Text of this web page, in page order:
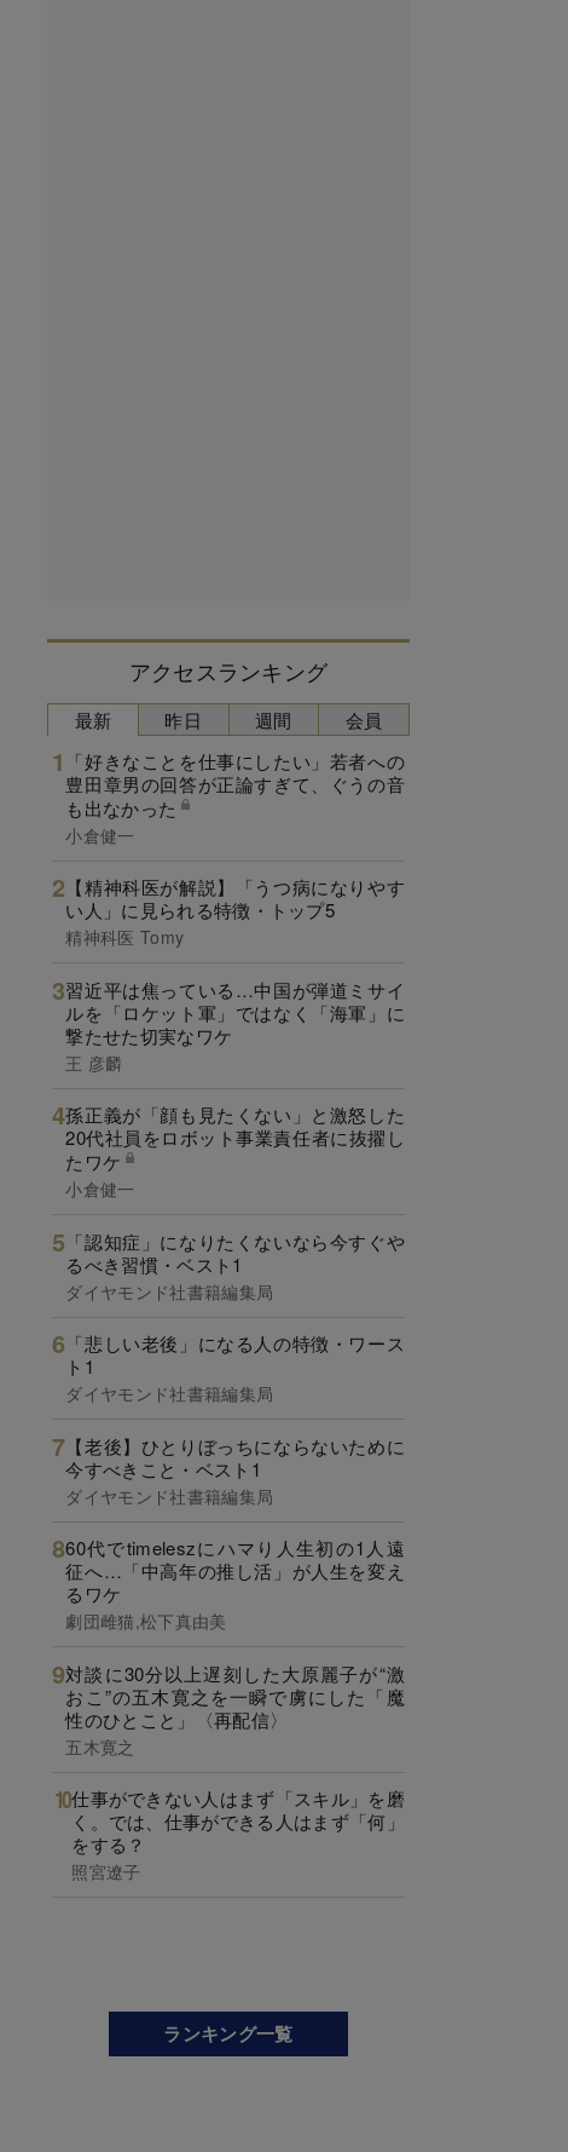
アクセスランキング
最新
「好きなことを仕事にしたい」若者への
豊田章男の回答が正論すぎて、ぐうの音
も出なかった
小倉健一
【精神科医が解説】「うつ病になりやす
い人」に見られる特徴・トップ5
精神科医 Tomy
習近平は焦っている…中国が弾道ミサイ
ルを「ロケット軍」ではなく「海軍」に
撃たせた切実なワケ
王 彦麟
孫正義が「顔も見たくない」と激怒した
20代社員をロボット事業責任者に抜擢し
たワケ
小倉健一
「認知症」になりたくないなら今すぐや
るべき習慣・ベスト1
ダイヤモンド社書籍編集局
「悲しい老後」になる人の特徴・ワース
ト1
ダイヤモンド社書籍編集局
【老後】ひとりぼっちにならないために
今すべきこと・ベスト1
ダイヤモンド社書籍編集局
60代でtimeleszにハマり人生初の1人遠
征へ…「中高年の推し活」が人生を変え
るワケ
劇団雌猫,松下真由美
対談に30分以上遅刻した大原麗子が“激
おこ”の五木寛之を一瞬で虜にした「魔
性のひとこと」〈再配信〉
五木寛之
仕事ができない人はまず「スキル」を磨
く。では、仕事ができる人はまず「何」
をする？
照宮遼子
昨日 週間 会員
ランキング一覧